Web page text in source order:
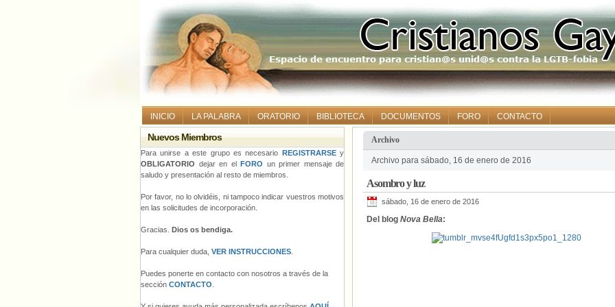
INICIO LA PALABRA ORATORIO BIBLIOTECA DOCUMENTOS FORO CONTACTO
Archivo
Archivo para sábado, 16 de enero de 2016
Asombro y luz
sábado, 16 de enero de 2016
Del blog Nova Bella:
Nuevos Miembros
Para unirse a este grupo es necesario REGISTRARSEy
OBLIGATORIO dejar en el FORO un primer mensaje de
saludo y presentación al resto de miembros.
Por favor, no lo olvidéis, ni tampoco indicar vuestros motivos
en las solicitudes de incorporación.
Gracias. Dios os bendiga.
Para cualquier duda, VER INSTRUCCIONES
Puedes ponerte en contacto con nosotros a través de la
sección CONTACTO